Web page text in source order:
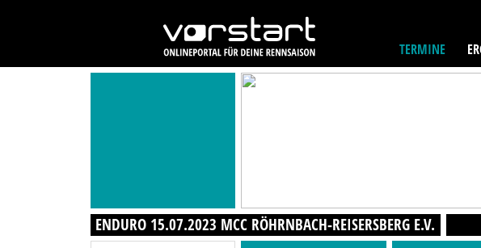
TERMINE
ENDURO 15.07.2023 MCC RÖHRNBACH-REISERSBERG E.V.